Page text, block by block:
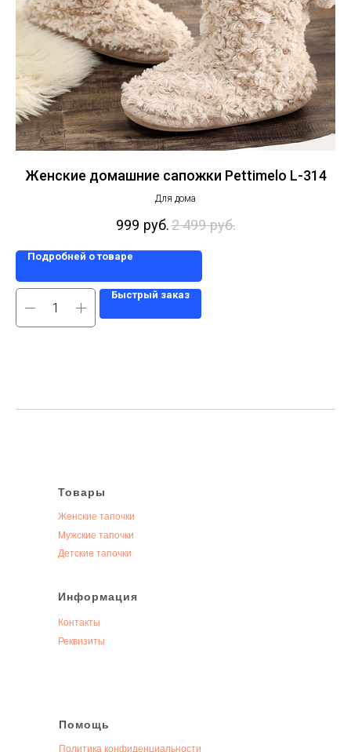
Женские домашние сапожки Pettimelo L-314
Для дома
999 руб.2 499 руб.
Подробней о товаре
Быстрый заказ
Товары
Женские тапочки
Мужские тапочки
Детские тапочки
Информация
Контакты
Реквизиты
Помощь
Политика конфиденциальности